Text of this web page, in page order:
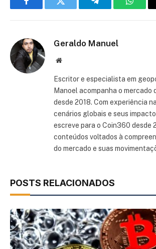
FacebookTwitter Telegram
Geraldo Manuel
Site
Escritor e especialista em
Manoel acompanha o mercado
desde 2018. Com experiência
cenários globais e seus
escreve para o Coin360 desde
conteúdos voltados à
do mercado e suas
POSTS RELACIONADOS